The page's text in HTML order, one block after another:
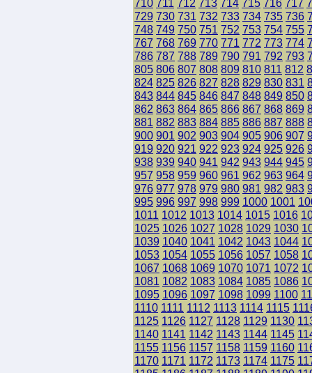
710 711 712 713 714 715 716 717
729 730 731 732 733 734 735 736
748 749 750 751 752 753 754 755
767 768 769 770 771 772 773 774
786 787 788 789 790 791 792 793
805 806 807 808 809 810 811 812
824 825 826 827 828 829 830 831
843 844 845 846 847 848 849 850
862 863 864 865 866 867 868 869
881 882 883 884 885 886 887 888
900 901 902 903 904 905 906 907
919 920 921 922 923 924 925 926
938 939 940 941 942 943 944 945
957 958 959 960 961 962 963 964
976 977 978 979 980 981 982 983
995 996 997 998 999 1000 1001
1011 1012 1013 1014 1015 1016
1025 1026 1027 1028 1029 1030
1039 1040 1041 1042 1043 1044
1053 1054 1055 1056 1057 1058
1067 1068 1069 1070 1071 1072
1081 1082 1083 1084 1085 1086
1095 1096 1097 1098 1099 1100
1110 1111 1112 1113 1114 1115
1125 1126 1127 1128 1129 1130
1140 1141 1142 1143 1144 1145
1155 1156 1157 1158 1159 1160
1170 1171 1172 1173 1174 1175